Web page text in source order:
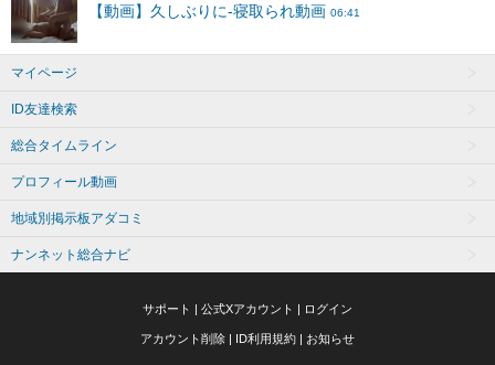
マイページ
ID友達検索
総合タイムライン
プロフィール動画
地域別掲示板アダコミ
ナンネット総合ナビ
サポート | 公式Xアカウント | ログイン
アカウント削除 | ID利用規約 | お知らせ